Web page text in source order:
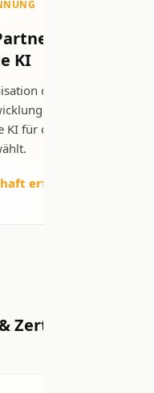
für
KI
der Vereinten
(UNIDO) als
für den Globalen
erfahren →
Zertifiziert